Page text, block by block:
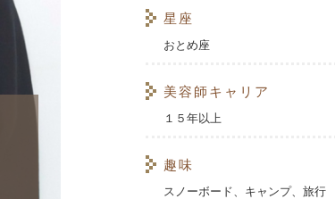
星座
おとめ座
美容師キャリア
１５年以上
趣味
スノーボード、キャンプ、旅行